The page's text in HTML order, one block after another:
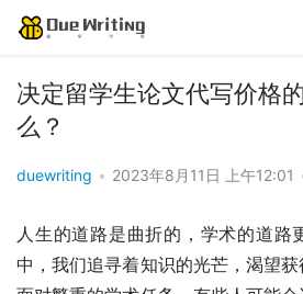
决定留学生论文代写价格
么？
duewriting • 2023年8月11日 上午12:01
人生的道路是曲折的，学术的道路
中，我们追寻着知识的光芒，渴望获